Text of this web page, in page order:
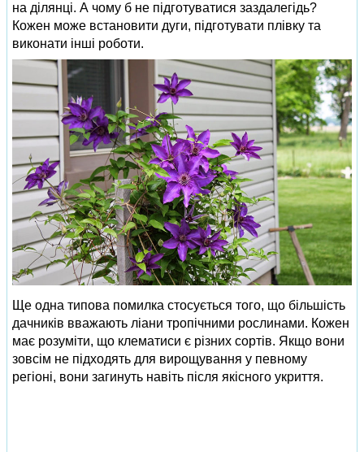
на ділянці. А чому б не підготуватися заздалегідь?
Кожен може встановити дуги, підготувати плівку та
виконати інші роботи.
Ще одна типова помилка стосується того, що більшість
дачників вважають ліани тропічними рослинами. Кожен
має розуміти, що клематиси є різних сортів. Якщо вони
зовсім не підходять для вирощування у певному
регіоні, вони загинуть навіть після якісного укриття.